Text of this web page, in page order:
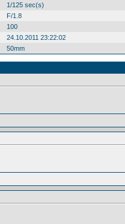
1/125 sec(s)
F/1.8
100
24.10.2011 23:22:02
50mm